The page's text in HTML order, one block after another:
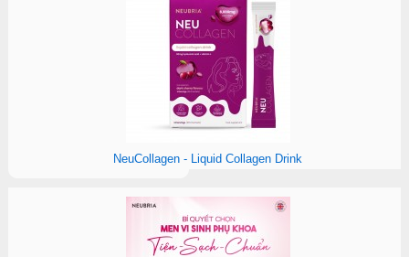
NeuCollagen - Liquid Collagen Drink